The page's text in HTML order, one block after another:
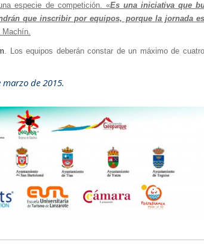
especie de competición. «Es una iniciativa que
que inscribir por equipos, porque la jornada
Machín.
. Los equipos deberán constar de un máximo de
de 2015.